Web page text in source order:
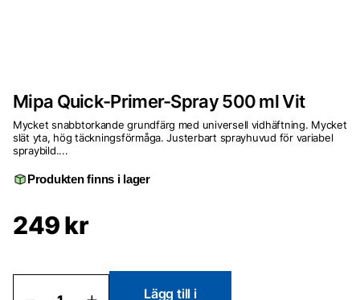
Mipa Quick-Primer-Spray 500 ml Vit
Mycket snabbtorkande grundfärg med universell vidhäftning. Mycket
slät yta, hög täckningsförmåga. Justerbart sprayhuvud för variabel
spraybild....
Produkten finns i lager
249kr
Mipa
Lägg till i